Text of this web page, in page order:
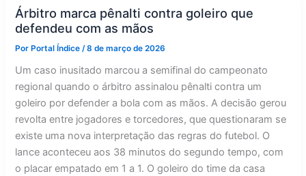
final
da
Copa
Árbitro marca pênalti contra goleiro que
defendeu com as mãos
PorPortal Índice /8 de março de 2026
Um caso inusitado marcou a semifinal do campeonato
regional quando o árbitro assinalou pênalti contra um
goleiro por defender a bola com as mãos. A decisão gerou
revolta entre jogadores e torcedores, que questionaram se
existe uma nova interpretação das regras do futebol. O
lance aconteceu aos 38 minutos do segundo tempo, com
o placar empatado em 1 a 1. O goleiro do time da casa